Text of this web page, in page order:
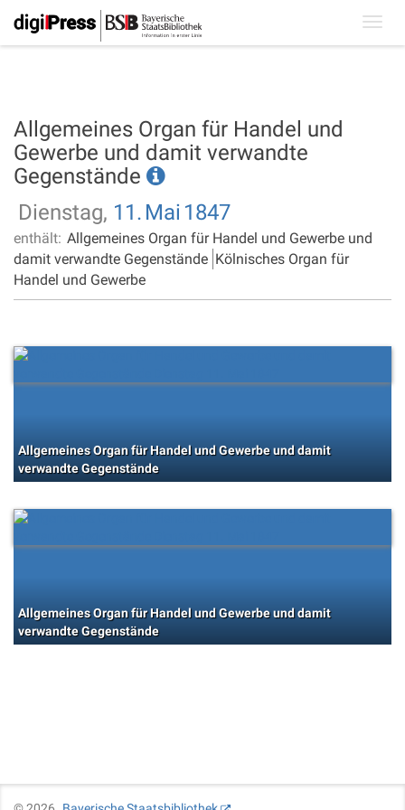
Allgemeines Organ für Handel und
Gewerbe und damit verwandte
Gegenstände
Dienstag, 11. Mai 1847
enthält: Allgemeines Organ für Handel und Gewerbe und
damit verwandte Gegenstände Kölnisches Organ für
Handel und Gewerbe
Allgemeines Organ für Handel und Gewerbe und damit
verwandte Gegenstände
Allgemeines Organ für Handel und Gewerbe und damit
verwandte Gegenstände